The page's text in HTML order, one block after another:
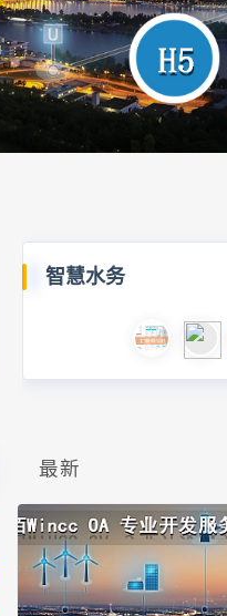
智慧水务
最新